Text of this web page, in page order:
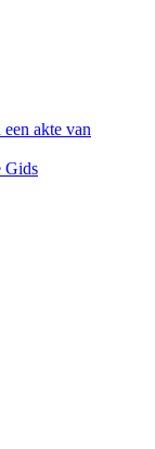
akte van
Gids